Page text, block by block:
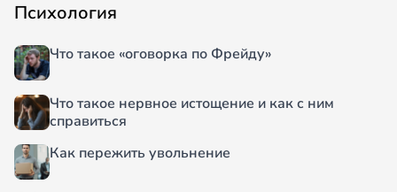
Психология
Что такое «оговорка по Фрейду»
Что такое нервное истощение и как с ним
справиться
Как пережить увольнение